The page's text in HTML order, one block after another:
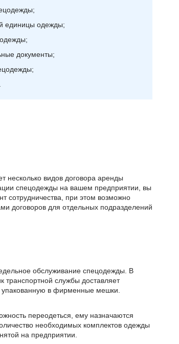
единицы одежды;
документы;
несколько видов договора аренды
спецодежды на вашем предприятии, вы
сотрудничества, при этом возможно
договоров для отдельных подразделений
обслуживание спецодежды. В
транспортной службы доставляет
упакованную в фирменные мешки.
переодеться, ему назначаются
необходимых комплектов одежды
на предприятии.